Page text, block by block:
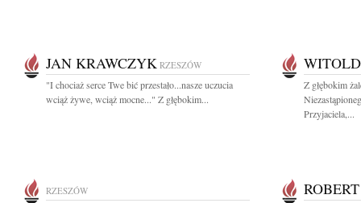
JAN KRAWCZYK RZESZÓW
"I chociaż serce Twe bić przestało...nasze uczucia
wciąż żywe, wciąż mocne..." Z głębokim...
Z głębokim
Przyjaciela,...
RZESZÓW